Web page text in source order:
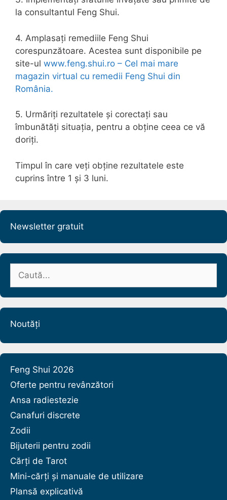
la consultantul Feng Shui.
4. Amplasați remediile Feng Shui
corespunzătoare. Acestea sunt disponibile pe
site-ul www.feng.shui.ro – Cel mai mare
magazin virtual cu remedii Feng Shui din
România.
5. Urmăriți rezultatele și corectați sau
îmbunătăți situația, pentru a obține ceea ce vă
doriți.
Timpul în care veți obține rezultatele este
cuprins între 1 și 3 luni.
Newsletter gratuit
după:
Noutăți
Feng Shui 2026
Oferte pentru revânzători
Ansa radiestezie
Canafuri discrete
Zodii
Bijuterii pentru zodii
Cărți de Tarot
Mini-cărți și manuale de utilizare
Plansă explicativă